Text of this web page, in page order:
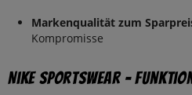
Markenqualität zum
Kompromisse
Nike Sportswear –